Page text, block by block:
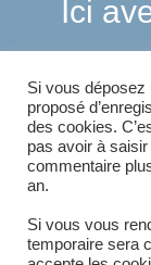
Ici
READ
MORE
Article
Rehausse
Si vous
proposé
des cookies.
pas avoir à
commentaire
an.
Si vous vous
temporaire sera